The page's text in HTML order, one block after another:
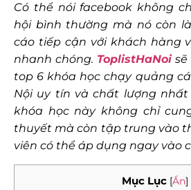
Có thể nói facebook không
hội bình thường mà nó còn
cáo tiếp cận với khách hàng
nhanh chóng. ToplistHaNoisẽ
top 6 khóa học chạy quảng
Nội uy tín và chất lượng nhất
khóa học này không chỉ
thuyết mà còn tập trung vào
viên có thể áp dụng ngay vào
Mục Lục [Ẩn]